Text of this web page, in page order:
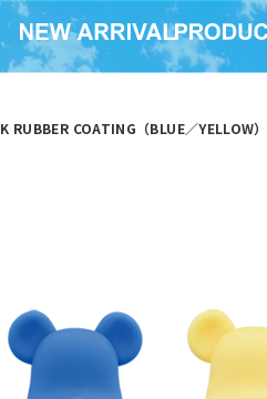
RUBBER COATING（BLUE／YELLOW）